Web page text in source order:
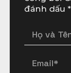
đánh dấu *